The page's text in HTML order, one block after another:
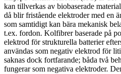
kan tillverkas av biobaserade
då blir fristående elektroder med en
som samtidigt kan bära mekanisk
t.ex. fordon. Kolfibrer baserade på
elektrod för strukturella batterier
användas som negativ elektrod för
saknas dock fortfarande; båda två
fungerar som negativa elektroder.